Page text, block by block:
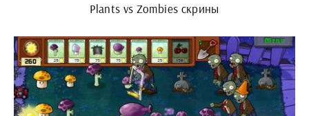
Plants vs Zombies скрины